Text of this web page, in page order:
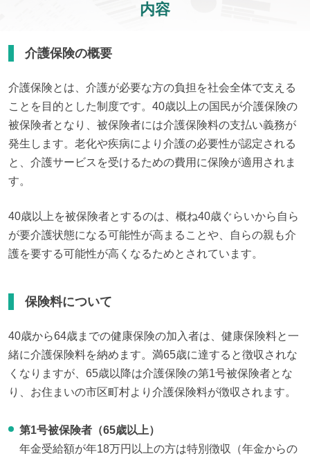
内容
介護保険の概要
介護保険とは、介護が必要な方の負担を社会全体で支える
ことを目的とした制度です。40歳以上の国民が介護保険の
被保険者となり、被保険者には介護保険料の支払い義務が
発生します。老化や疾病により介護の必要性が認定される
と、介護サービスを受けるための費用に保険が適用されま
す。
40歳以上を被保険者とするのは、概ね40歳ぐらいから自ら
が要介護状態になる可能性が高まることや、自らの親も介
護を要する可能性が高くなるためとされています。
保険料について
40歳から64歳までの健康保険の加入者は、健康保険料と一
緒に介護保険料を納めます。満65歳に達すると徴収されな
くなりますが、65歳以降は介護保険の第1号被保険者とな
り、お住まいの市区町村より介護保険料が徴収されます。
第1号被保険者（65歳以上）
年金受給額が年18万円以上の方は特別徴収（年金からの